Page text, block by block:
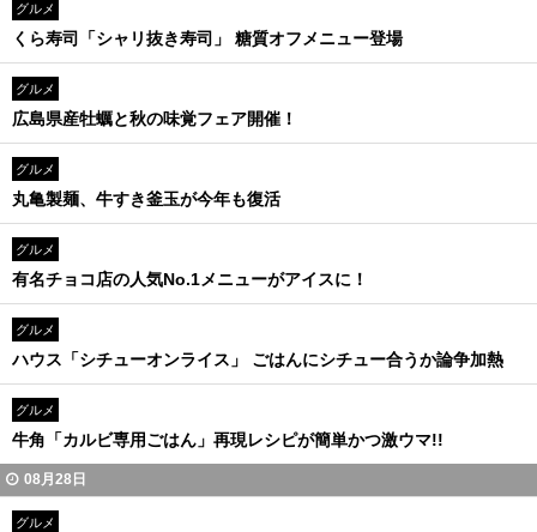
グルメ
くら寿司「シャリ抜き寿司」 糖質オフメニュー登場
グルメ
広島県産牡蠣と秋の味覚フェア開催！
グルメ
丸亀製麺、牛すき釜玉が今年も復活
グルメ
有名チョコ店の人気No.1メニューがアイスに！
グルメ
ハウス「シチューオンライス」 ごはんにシチュー合うか論争加熱
グルメ
牛角「カルビ専用ごはん」再現レシピが簡単かつ激ウマ!!
08月28日
グルメ